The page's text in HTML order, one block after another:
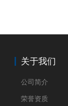
关于我们
公司简介
荣誉资质